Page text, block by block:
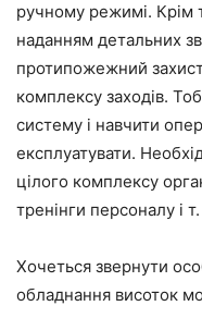
ручному режимі. Крім
наданням детальних
протипожежний
комплексу заходів.
систему і навчити
експлуатувати.
цілого комплексу
тренінги персоналу і
Хочеться звернути
обладнання висоток